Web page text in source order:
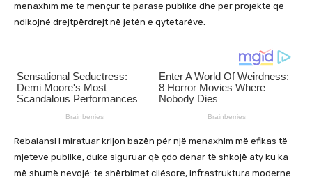
menaxhim më të mençur të parasë publike dhe për projekte që
ndikojnë drejtpërdrejt në jetën e qytetarëve.
Rebalansi i miratuar krijon bazën për një menaxhim më efikas të
mjeteve publike, duke siguruar që çdo denar të shkojë aty ku ka
më shumë nevojë: te shërbimet cilësore, infrastruktura moderne